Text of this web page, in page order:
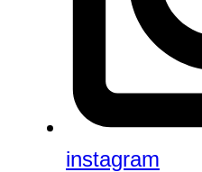
instagram